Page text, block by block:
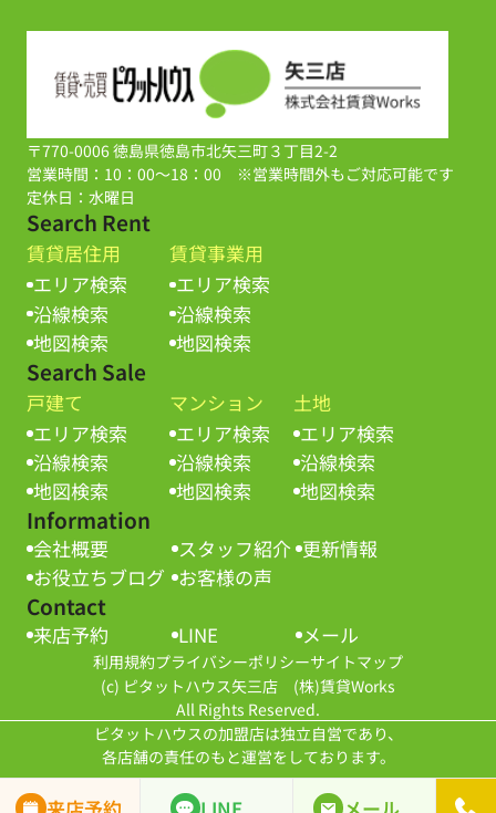
〒770-0006 徳島県徳島市北矢三町３丁目2-2
営業時間：10：00～18：00 ※営業時間外もご対応可能です
定休日：水曜日
Search Rent
賃貸居住用
エリア検索
沿線検索
地図検索
賃貸事業用
エリア検索
沿線検索
地図検索
Search Sale
戸建て
エリア検索
沿線検索
地図検索
マンション
エリア検索
沿線検索
地図検索
土地
エリア検索
沿線検索
地図検索
Information
会社概要 スタッフ紹介 更新情報
お役立ちブログ お客様の声
Contact
来店予約 LINE メール
利用規約プライバシーポリシーサイトマップ
(c) ピタットハウス矢三店 (株)賃貸Works
All Rights Reserved.
ピタットハウスの加盟店は独立自営であり、
各店舗の責任のもと運営をしております。